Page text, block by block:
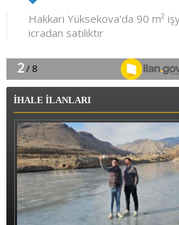
İHALE İLANLARI